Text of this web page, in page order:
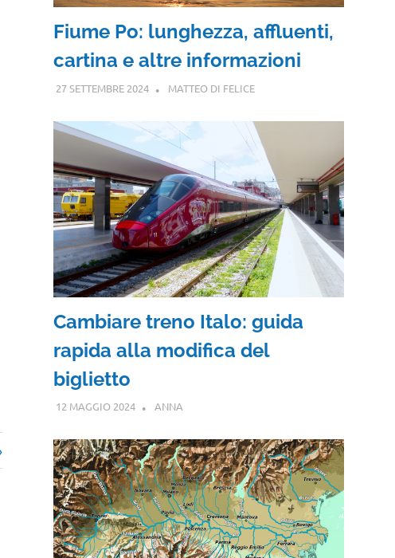
Fiume Po: lunghezza, affluenti,
cartina e altre informazioni
27 SETTEMBRE 2024 MATTEO DI FELICE
Cambiare treno Italo: guida
rapida alla modifica del
biglietto
12 MAGGIO 2024 ANNA